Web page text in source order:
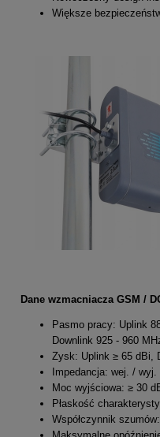
Większe
Dane wzmacniacza GSM /
Pasmo pracy: Uplink
Downlink 925 - 960
Zysk: Uplink ≥ 65 dBi,
Impedancja: wej. /
Moc wyjściowa: ≥ 30
Płaskość
Współczynnik